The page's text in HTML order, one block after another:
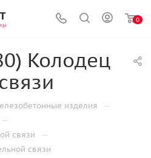
0
Колодец
изделия —
—
связи —
связи